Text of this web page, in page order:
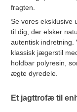
fragten.
Se vores eksklusive
til dig, der elsker
autentisk
klassisk jægerstil
holdbar polyresin,
ægte dyredele.
Et jagttrofæ til